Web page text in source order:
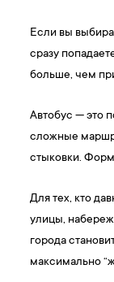
Если вы
сразу
больше, чем
Автобус — это
сложные
стыковки.
Для тех, кто
улицы,
города
максимально